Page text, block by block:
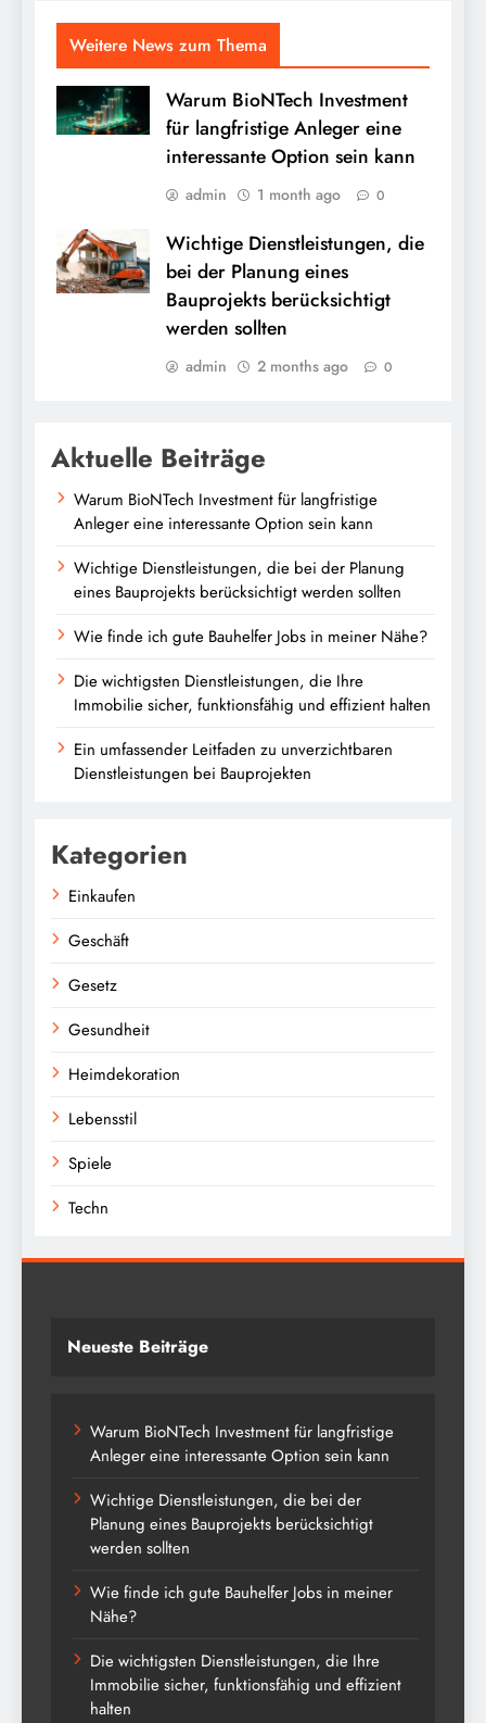
Weitere News zum Thema
Warum BioNTech Investment
für langfristige Anleger eine
interessante Option sein kann
admin 1 month ago 0
Wichtige Dienstleistungen, die
bei der Planung eines
Bauprojekts berücksichtigt
werden sollten
admin 2 months ago 0
Aktuelle Beiträge
Warum BioNTech Investment für langfristige
Anleger eine interessante Option sein kann
Wichtige Dienstleistungen, die bei der Planung
eines Bauprojekts berücksichtigt werden sollten
Wie finde ich gute Bauhelfer Jobs in meiner Nähe?
Die wichtigsten Dienstleistungen, die Ihre
Immobilie sicher, funktionsfähig und effizient halten
Ein umfassender Leitfaden zu unverzichtbaren
Dienstleistungen bei Bauprojekten
Kategorien
Einkaufen
Geschäft
Gesetz
Gesundheit
Heimdekoration
Lebensstil
Spiele
Techn
Neueste Beiträge
Warum BioNTech Investment für langfristige
Anleger eine interessante Option sein kann
Wichtige Dienstleistungen, die bei der
Planung eines Bauprojekts berücksichtigt
werden sollten
Wie finde ich gute Bauhelfer Jobs in meiner
Nähe?
Die wichtigsten Dienstleistungen, die Ihre
Immobilie sicher, funktionsfähig und effizient
halten